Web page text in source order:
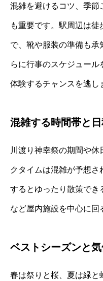
混雑を避けるコツ、季節
も重要です。駅周辺は
で、靴や服装の準備も承
らに行事のスケジュー
体験するチャンスを逃し
混雑する時間帯と
川渡り神幸祭の期間や
クタイムは混雑が予想さ
するとゆったり散策でき
など屋内施設を中心に回
ベストシーズンと
春は祭りと桜、夏は緑と